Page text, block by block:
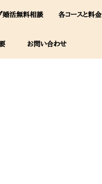
婚活無料相談 各コースと料金
お問い合わせ